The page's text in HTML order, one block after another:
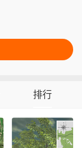
排行